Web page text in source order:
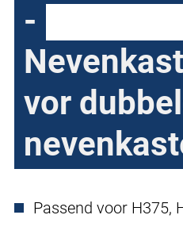
-
vor
Passend voor H375,